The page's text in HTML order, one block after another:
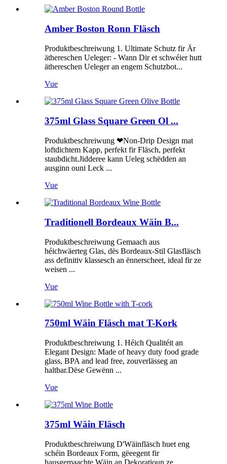
Amber Boston Ronn Fläsch
Produktbeschreiwung 1. Ultimate Schutz fir Är
äthereschen Ueleger: - Wann Dir et schwéier hutt
äthereschen Ueleger an engem Schutzbot...
Vue
375ml Glass Square Green Ol ...
Produktbeschreiwung ❤Non-Drip Design mat
loftdichtem Kapp, perfekt fir Fläsch, perfekt
staubdicht.Jidderee kann Ueleg schëdden an
ausginn ouni Leck ...
Vue
Traditionell Bordeaux Wäin B...
Produktbeschreiwung Gemaach aus
héichwäerteg Glas, dës Bordeaux-Stil Glasfläsch
ass definitiv klassesch an ënnerscheet, ideal fir ze
weisen ...
Vue
750ml Wäin Fläsch mat T-Kork
Produktbeschreiwung 1. Héich Qualitéit an
Elegant Design: Made of heavy duty food grade
glass, BPA and lead free, zouverlässeg an
haltbar.Dëse Gewënn ...
Vue
375ml Wäin Fläsch
Produktbeschreiwung D'Wäinfläsch huet eng
schéin Bordeaux Form, gëeegent fir
hausgemaachte Wäin an Dekoratioun ze